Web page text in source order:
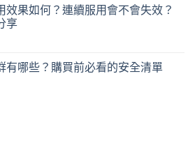
效果如何？連續服用會不會失效？
享
有哪些？購買前必看的安全清單